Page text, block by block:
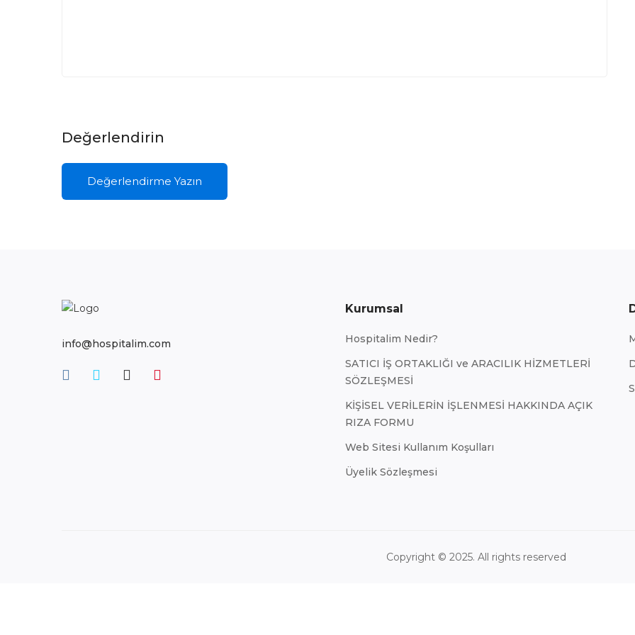
Değerlendirin
Değerlendirme Yazın
info@hospitalim.com
Kurumsal
Hospitalim Nedir?
SATICI İŞ ORTAKLIĞI ve ARACILIK HİZMETLERİ
SÖZLEŞMESİ
KİŞİSEL VERİLERİN İŞLENMESİ HAKKINDA AÇIK
RIZA FORMU
Web Sitesi Kullanım Koşulları
Üyelik Sözleşmesi
Copyright © 2025. All rights reserved